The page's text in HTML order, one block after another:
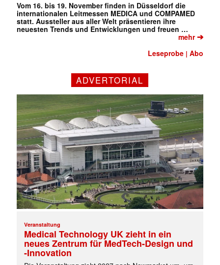
Vom 16. bis 19. November finden in Düsseldorf die
internationalen Leitmessen MEDICA und COMPAMED
statt. Aussteller aus aller Welt präsentieren ihre
neuesten Trends und Entwicklungen und freuen …
mehr➔
Leseprobe |Abo
ADVERTORIAL
Veranstaltung
Medical Technology UK zieht in ein
neues Zentrum für MedTech-Design und
-Innovation